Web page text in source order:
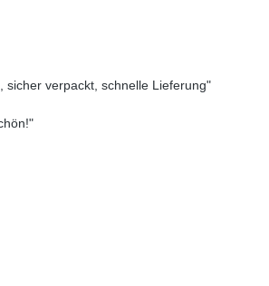
sicher verpackt, schnelle Lieferung"